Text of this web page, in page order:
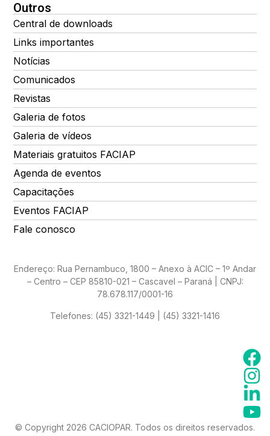
Outros
Central de downloads
Links importantes
Notícias
Comunicados
Revistas
Galeria de fotos
Galeria de vídeos
Materiais gratuitos FACIAP
Agenda de eventos
Capacitações
Eventos FACIAP
Fale conosco
Endereço: Rua Pernambuco, 1800 – Anexo à ACIC – 1º Andar
– Centro – CEP 85810-021 – Cascavel – Paraná | CNPJ:
78.678.117/0001-16
Telefones: (45) 3321-1449 | (45) 3321-1416
© Copyright 2026 CACIOPAR. Todos os direitos reservados.